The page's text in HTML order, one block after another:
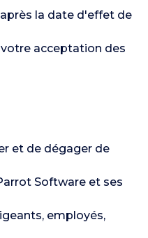
la date d'effet de
acceptation des
et de dégager de
Software et ses
employés,